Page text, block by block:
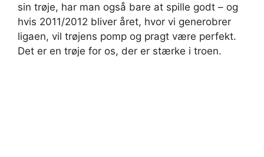
sin trøje, har man også bare at spille godt – og
hvis 2011/2012 bliver året, hvor vi generobrer
ligaen, vil trøjens pomp og pragt være perfekt.
Det er en trøje for os, der er stærke i troen.